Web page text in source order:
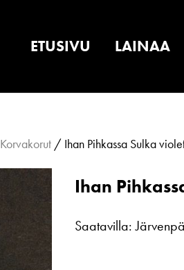
ETUSIVU LAINAA
Korvakorut / Ihan Pihkassa Sulka
Ihan
Saatavilla: